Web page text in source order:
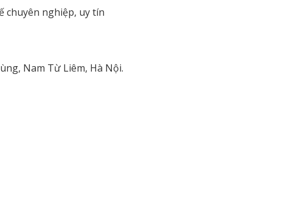
chuyên nghiệp, uy tín
Nam Từ Liêm, Hà Nội.